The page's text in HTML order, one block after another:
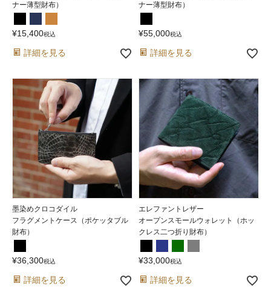
ナー薄型財布）
¥15,400税込
詳細を見る
ナー薄型財布）
¥55,000税込
詳細を見る
墨染めクロコダイル
フラグメントケース（ポケッタブル
財布）
¥36,300税込
詳細を見る
エレファントレザー
オープンスモールウォレット（ホッ
クレス二つ折り財布）
¥33,000税込
詳細を見る